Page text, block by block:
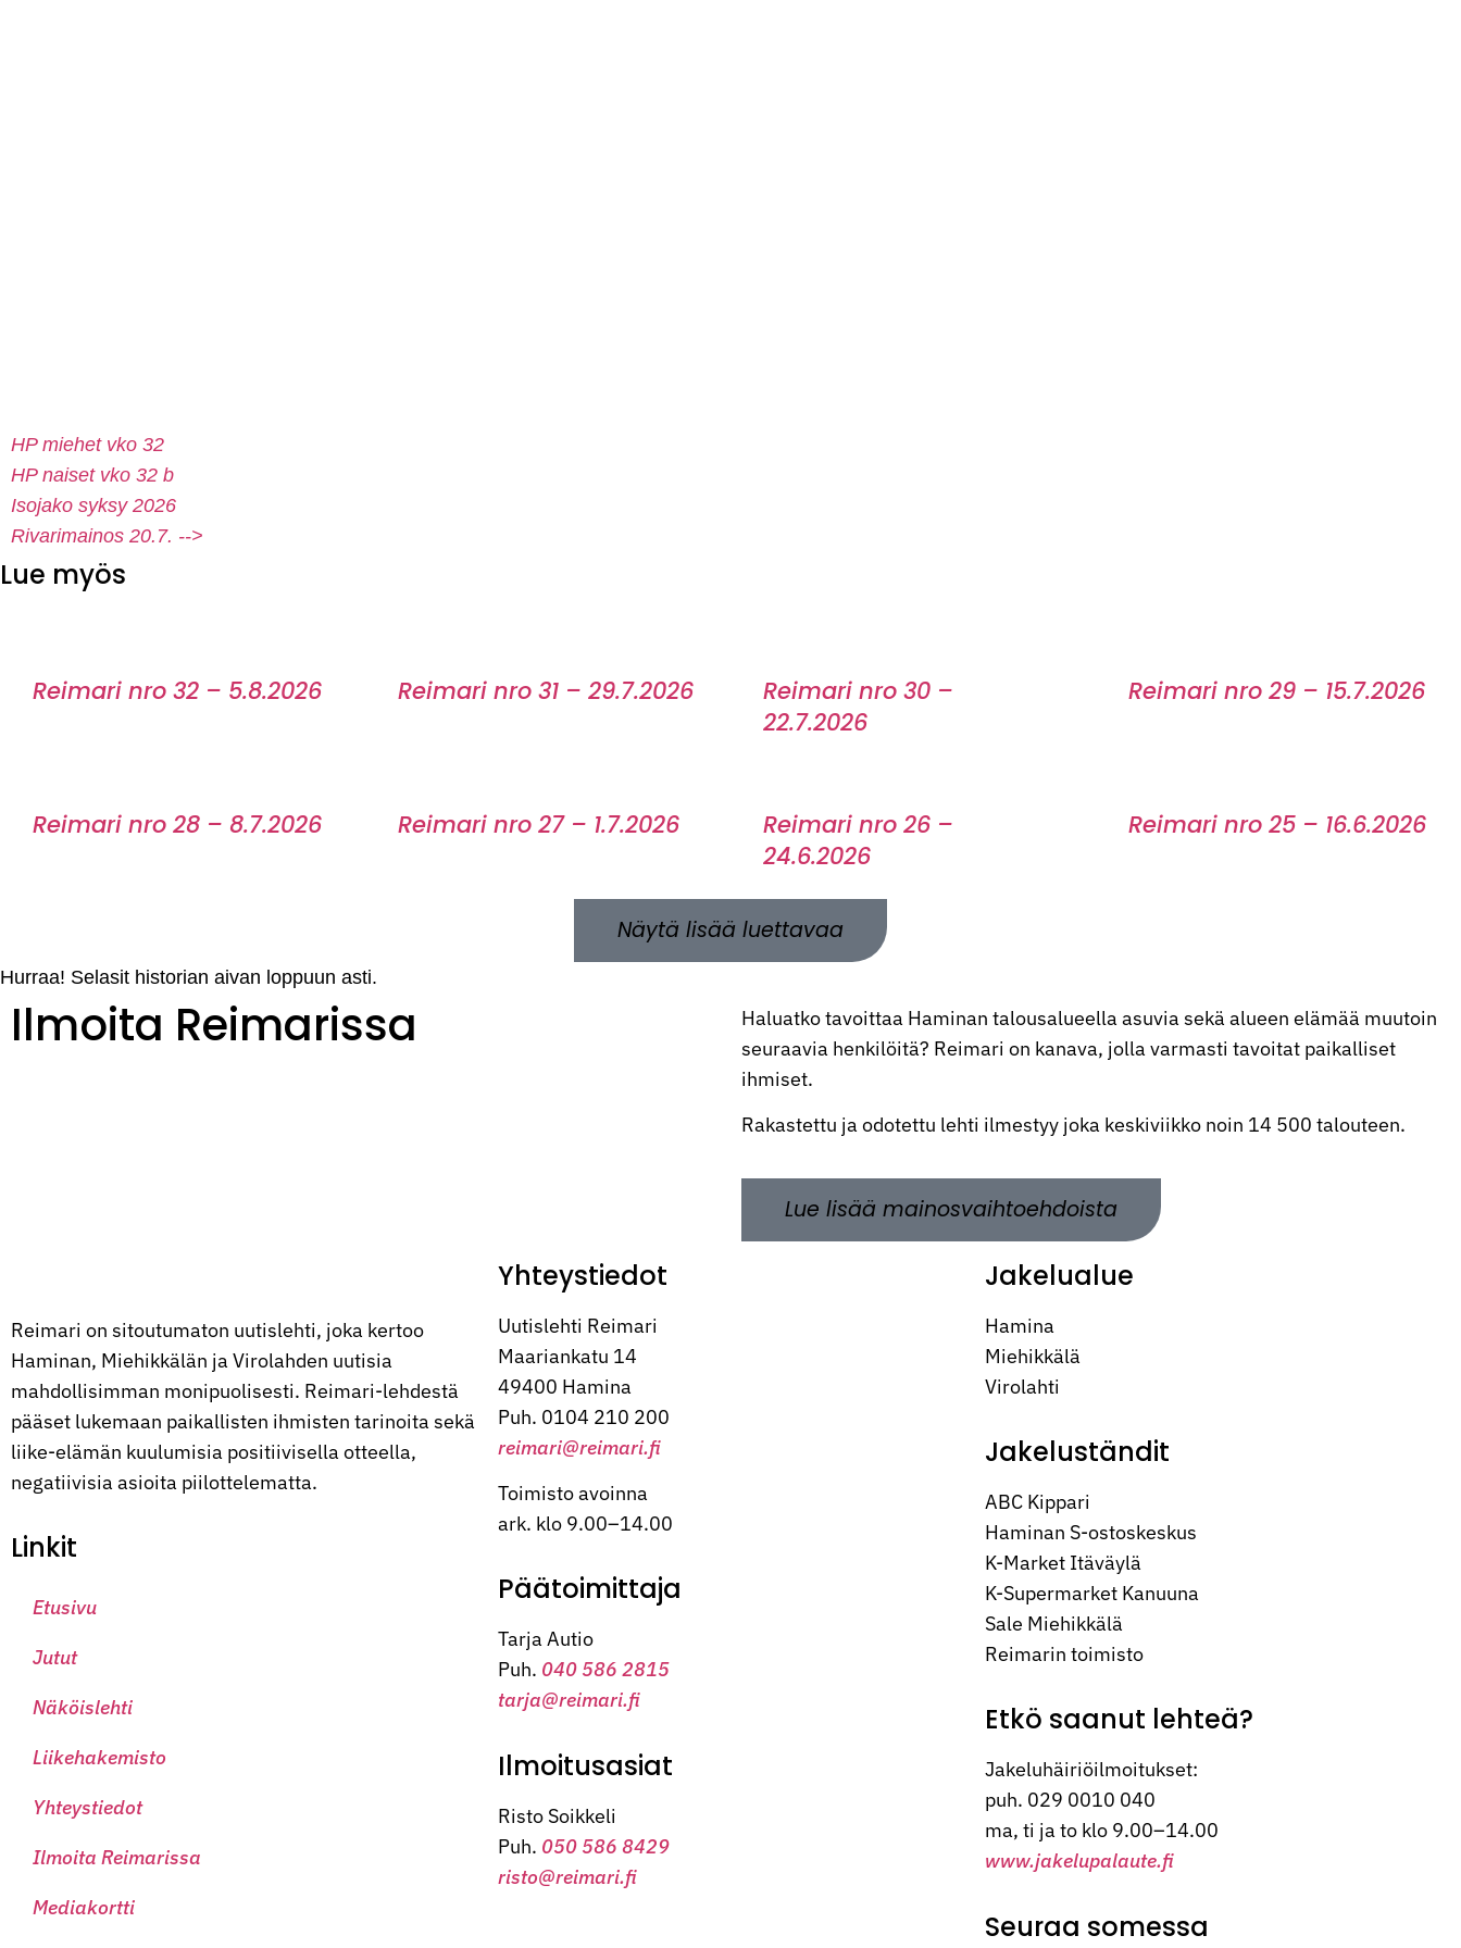
HP miehet vko 32
HP naiset vko 32 b
Isojako syksy 2026
Rivarimainos 20.7. -->
Lue myös
Reimari nro 32 – 5.8.2026 Reimari nro 31 – 29.7.2026
Reimari nro 30 –
22.7.2026
Reimari nro 29 – 15.7.2026
Reimari nro 28 – 8.7.2026 Reimari nro 27 – 1.7.2026
Reimari nro 26 –
24.6.2026
Reimari nro 25 – 16.6.2026
Näytä lisää luettavaa
Hurraa! Selasit historian aivan loppuun asti.
Ilmoita Reimarissa
Haluatko tavoittaa Haminan talousalueella asuvia sekä alueen elämää muutoin
seuraavia henkilöitä? Reimari on kanava, jolla varmasti tavoitat paikalliset
ihmiset.
Rakastettu ja odotettu lehti ilmestyy joka keskiviikko noin 14 500 talouteen.
Lue lisää mainosvaihtoehdoista
Reimari on sitoutumaton uutislehti, joka kertoo
Haminan, Miehikkälän ja Virolahden uutisia
mahdollisimman monipuolisesti. Reimari-lehdestä
pääset lukemaan paikallisten ihmisten tarinoita sekä
liike-elämän kuulumisia positiivisella otteella,
negatiivisia asioita piilottelematta.
Linkit
Etusivu
Jutut
Näköislehti
Liikehakemisto
Yhteystiedot
Ilmoita Reimarissa
Mediakortti
Yhteystiedot
Uutislehti Reimari
Maariankatu 14
49400 Hamina
Puh. 0104 210 200
reimari@reimari.fi
Toimisto avoinna
ark. klo 9.00–14.00
Päätoimittaja
Tarja Autio
Puh. 040 586 2815
tarja@reimari.fi
Ilmoitusasiat
Risto Soikkeli
Puh. 050 586 8429
risto@reimari.fi
Jakelualue
Hamina
Miehikkälä
Virolahti
Jakeluständit
ABC Kippari
Haminan S-ostoskeskus
K-Market Itäväylä
K-Supermarket Kanuuna
Sale Miehikkälä
Reimarin toimisto
Etkö saanut lehteä?
Jakeluhäiriöilmoitukset:
puh. 029 0010 040
ma, ti ja to klo 9.00–14.00
www.jakelupalaute.fi
Seuraa somessa